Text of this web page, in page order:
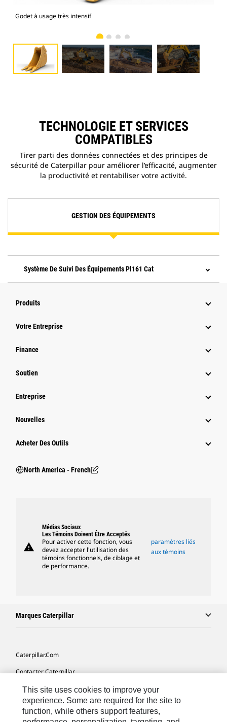
Godet à usage très intensif
TECHNOLOGIE ET SERVICES
COMPATIBLES
Tirer parti des données connectées et des principes de
sécurité de Caterpillar pour améliorer l’efficacité, augmenter
la productivité et rentabiliser votre activité.
GESTION DES ÉQUIPEMENTS
Système De Suivi Des Équipements Pl161 Cat
Produits
Votre Entreprise
Finance
Soutien
Entreprise
Nouvelles
Acheter Des Outils
North America - French
warning
Médias Sociaux
Les Témoins Doivent Être Acceptés
Pour activer cette fonction, vous
devez accepter l'utilisation des
témoins fonctionnels, de ciblage et
de performance.
paramètres liés
aux témoins
Marques Caterpillar
Caterpillar.com
Contacter Caterpillar
Mes Préférences Marketing
Plan Du Site
This site uses cookies to improve your
experience. Some are required for the site to
function, while others support features,